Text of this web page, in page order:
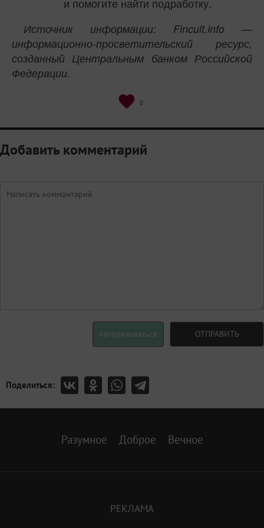
Источник информации: Fincult.info —
информационно-просветительский ресурс,
созданный Центральным банком Российской
Федерации.
0
Добавить комментарий
Авторизоваться ОТПРАВИТЬ
Поделиться:
Разумное Доброе Вечное
РЕКЛАМА